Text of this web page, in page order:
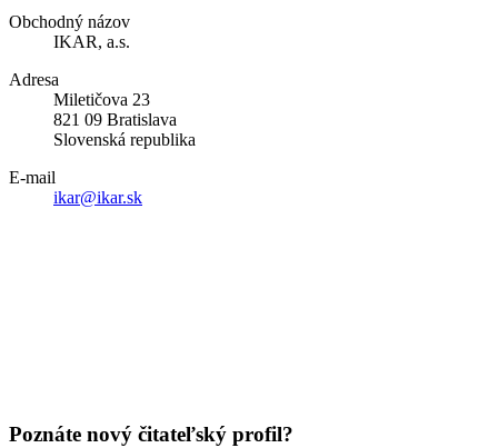
Obchodný názov
IKAR, a.s.
Adresa
Miletičova 23
821 09 Bratislava
Slovenská republika
E-mail
ikar@ikar.sk
Poznáte nový čitateľský profil?